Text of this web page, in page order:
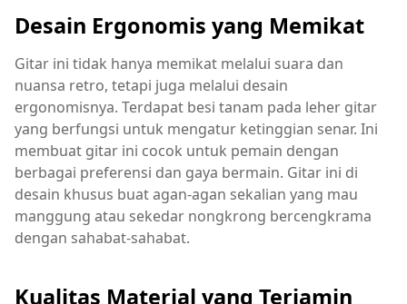
Desain Ergonomis yang Memikat
Gitar ini tidak hanya memikat melalui suara dan
nuansa retro, tetapi juga melalui desain
ergonomisnya. Terdapat besi tanam pada leher gitar
yang berfungsi untuk mengatur ketinggian senar. Ini
membuat gitar ini cocok untuk pemain dengan
berbagai preferensi dan gaya bermain. Gitar ini di
desain khusus buat agan-agan sekalian yang mau
manggung atau sekedar nongkrong bercengkrama
dengan sahabat-sahabat.
Kualitas Material yang Terjamin